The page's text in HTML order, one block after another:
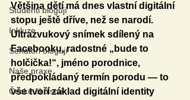
Studenti blogují
Inkluze
Senátoři blogují
Naše praxe
České školství
Většina dětí má dnes vlastní digitální
stopu ještě dříve, než se narodí.
Ultrazvukový snímek sdílený na
Facebooku, radostné „bude to
holčička!“, jméno porodnice,
předpokládaný termín porodu — to
vše tvoří základ digitální identity